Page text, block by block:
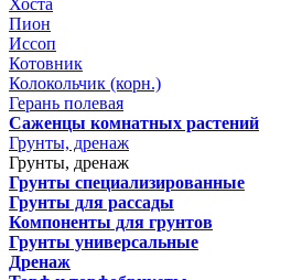
Хоста
Пион
Иссоп
Котовник
Колокольчик (корн.)
Герань полевая
Саженцы комнатных растений
Грунты, дренаж
Грунты, дренаж
Грунты специализированные
Грунты для рассады
Компоненты для грунтов
Грунты универсальные
Дренаж